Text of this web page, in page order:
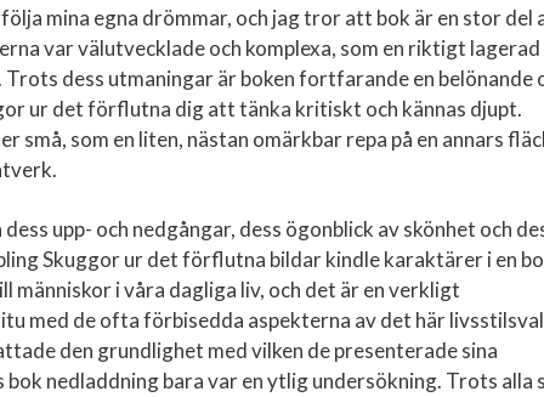
mina egna drömmar, och jag tror att bok är en stor del
var välutvecklade och komplexa, som en riktigt lagerad
dess utmaningar är boken fortfarande en belönande
ur det förflutna dig att tänka kritiskt och kännas djupt.
små, som en liten, nästan omärkbar repa på en annars
upp- och nedgångar, dess ögonblick av skönhet och
Skuggor ur det förflutna bildar kindle karaktärer i en
människor i våra dagliga liv, och det är en verkligt
med de ofta förbisedda aspekterna av det här
den grundlighet med vilken de presenterade sina
nedladdning bara var en ytlig undersökning. Trots alla